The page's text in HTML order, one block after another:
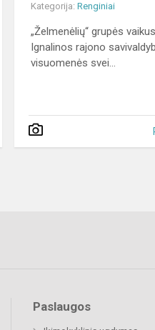
Kategorija:Renginiai
„Želmenėlių“ grupės
Ignalinos rajono
visuomenės svei...
Paslaugos